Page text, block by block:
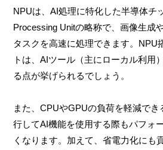
NPUは、AI処理に特化した半導体チ
Processing Unitの略称で、画像生成
タスクを高速に処理できます。NPU
トは、AIツール（主にローカル利用
る点が挙げられるでしょう。
また、CPUやGPUの負荷を軽減で
行してAI機能を使用する際もパフォ
くなります。加えて、省電力化にも